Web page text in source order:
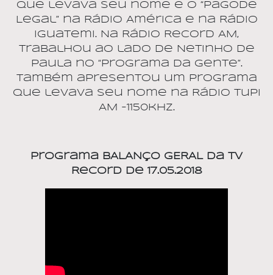
que levava seu nome e o “Pagode
Legal” na Rádio América e na Rádio
Iguatemi. Na Rádio Record AM,
trabalhou ao lado de Netinho de
Paula no “Programa da Gente”.
Também apresentou um programa
que levava seu nome na Rádio Tupi
AM -1150khz.
Programa BALANÇO GERAL da TV
Record de 17.05.2018